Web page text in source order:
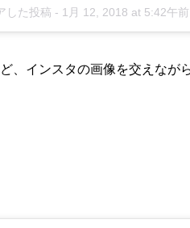
した投稿 - 1月 12, 2018 at 5:42午
、インスタの画像を交えなが